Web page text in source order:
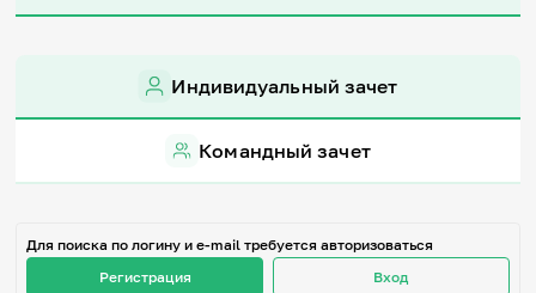
Игры и тренажеры
Знания в тестах
Викторина
Стихи
Педагогам
Индивидуальный зачет
Командный зачет
Для поиска по логину и e-mail требуется авторизоваться
Регистрация
Вход